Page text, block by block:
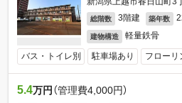
総階数 3階建 築年数
建物構造 軽量鉄骨
バス・トイレ別 駐車場あり フローリ
5.4万円 （管理費4,000円）